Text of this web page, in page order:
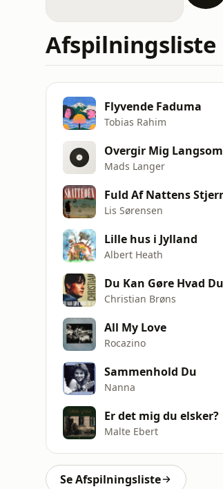
Afspilningsliste
Flyvende Faduma
Tobias Rahim
Overgir Mig
Mads Langer
Fuld Af Nattens
Lis Sørensen
Lille hus i Jylland
Albert Heath
Du Kan Gøre Hvad
Christian Brøns
All My Love
Rocazino
Sammenhold Du
Nanna
Er det mig du elsker?
Malte Ebert
Se Afspilningsliste